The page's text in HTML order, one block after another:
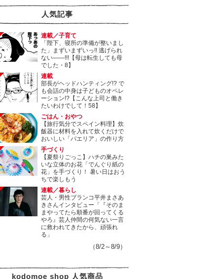
人気記事
連載／子育て
「陛下、寝所の準備が整いまし
た」まずいまずいっ!! 逃げられ
ない――!!!【母は転生しても母
でした・8】
連載
部長がヘッドハンティング!? で
も会話の中身は子どものオペレ
ーション!?【こんな上司と働き
たいわけでして！58】
ごはん・おやつ
【旅行気分でスペイン料理】炊
飯器に材料を入れて炊くだけで
おいしい「パエリア」の作り方
手づくり
【夏祭りごっこ】ハチの巣みた
いな立体のお花「でんぐり紙の
花」を手づくり！ 暑い日はおう
ちで楽しもう
連載／暮らし
芸人・男性ブランコ平井まさあ
きさんインタビュー「『そのま
まやってたら順番が回ってくる
やろ』芸人仲間の何気ない一言
に救われてきたから、頑張れ
る」
（8/2～8/9）
kodomoe shop 人気商品